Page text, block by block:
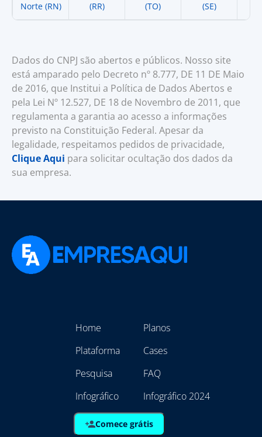
Norte (RN)
(RR)
(TO)
(SE)
Dados do CNPJ são abertos e públicos. Nosso site
está amparado pelo Decreto nº 8.777, DE 11 DE Maio
de 2016, que Institui a Política de Dados Abertos e
pela Lei Nº 12.527, DE 18 de Novembro de 2011, que
regulamenta a garantia ao acesso a informações
previsto na Constituição Federal. Apesar da
legalidade, respeitamos pedidos de privacidade,
Clique Aqui para solicitar ocultação dos dados da
sua empresa.
Home
Plataforma
Pesquisa
Infográfico
Planos
Cases
FAQ
Infográfico 2024
Comece grátis